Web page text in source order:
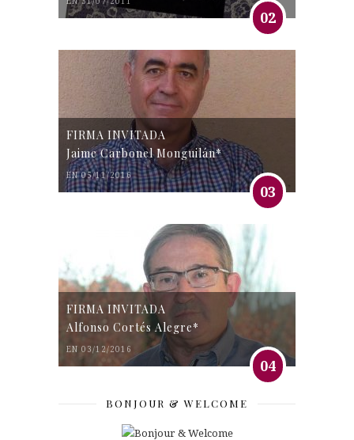
02
FIRMA INVITADA
Jaime Carbonel Monguilán*
EN 05/11/2016
03
FIRMA INVITADA
Alfonso Cortés Alegre*
EN 03/12/2016
04
BONJOUR & WELCOME